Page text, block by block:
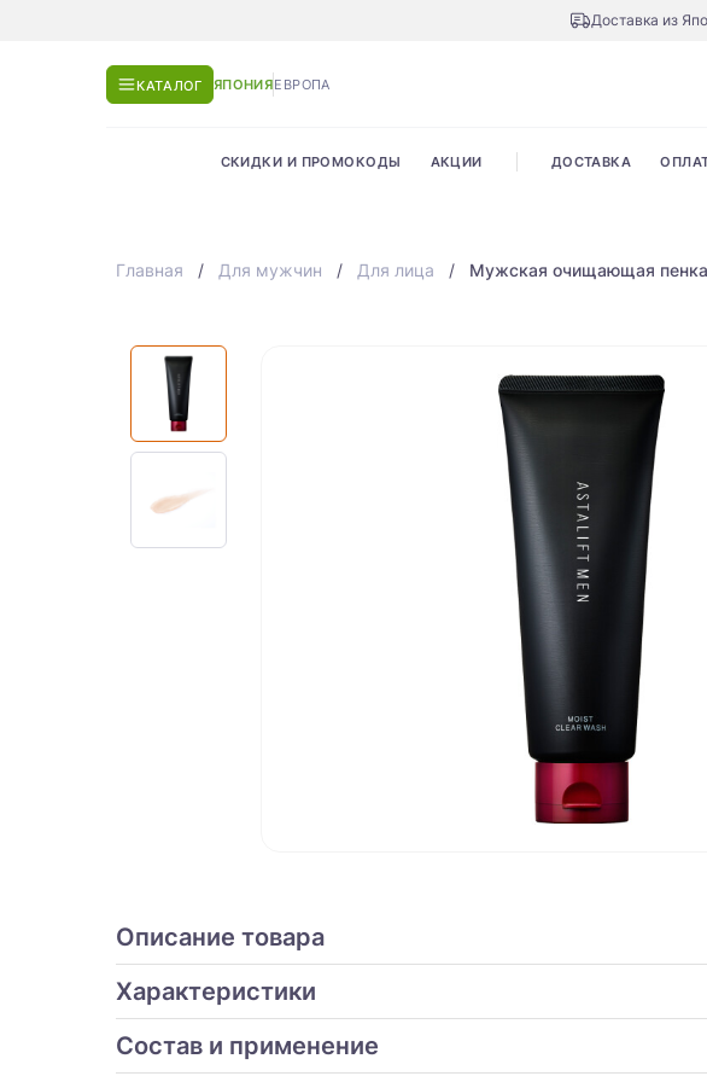
Доставка из
КАТАЛОГ ЯПОНИЯЕВРОПА
СКИДКИ И ПРОМОКОДЫ АКЦИИ ДОСТАВКА
Главная Для мужчин Для лица Мужская очищающая пенка
Описание товара
Характеристики
Состав и применение